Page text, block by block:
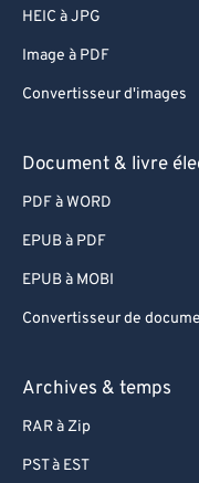
HEIC à JPG
Image à PDF
Convertisseur d'images
Document & livre
PDF à WORD
EPUB à PDF
EPUB à MOBI
Convertisseur de
Archives & temps
RAR à Zip
PST à EST